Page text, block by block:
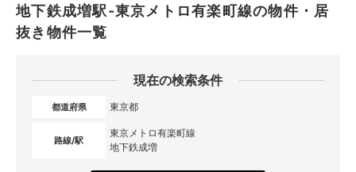
地下鉄成増駅-東京メトロ有楽町線の物件・居
抜き物件一覧
現在の検索条件
都道府県 東京都
路線/駅
東京メトロ有楽町線
地下鉄成増